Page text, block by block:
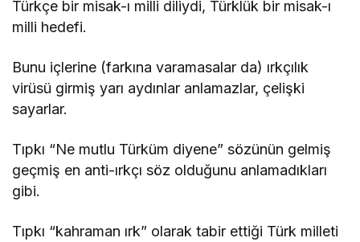
Türkçe bir misak-ı milli diliydi, Türklük bir misak-ı
milli hedefi.
Bunu içlerine (farkına varamasalar da) ırkçılık
virüsü girmiş yarı aydınlar anlamazlar, çelişki
sayarlar.
Tıpkı “Ne mutlu Türküm diyene” sözünün gelmiş
geçmiş en anti-ırkçı söz olduğunu anlamadıkları
gibi.
Tıpkı “kahraman ırk” olarak tabir ettiği Türk milleti